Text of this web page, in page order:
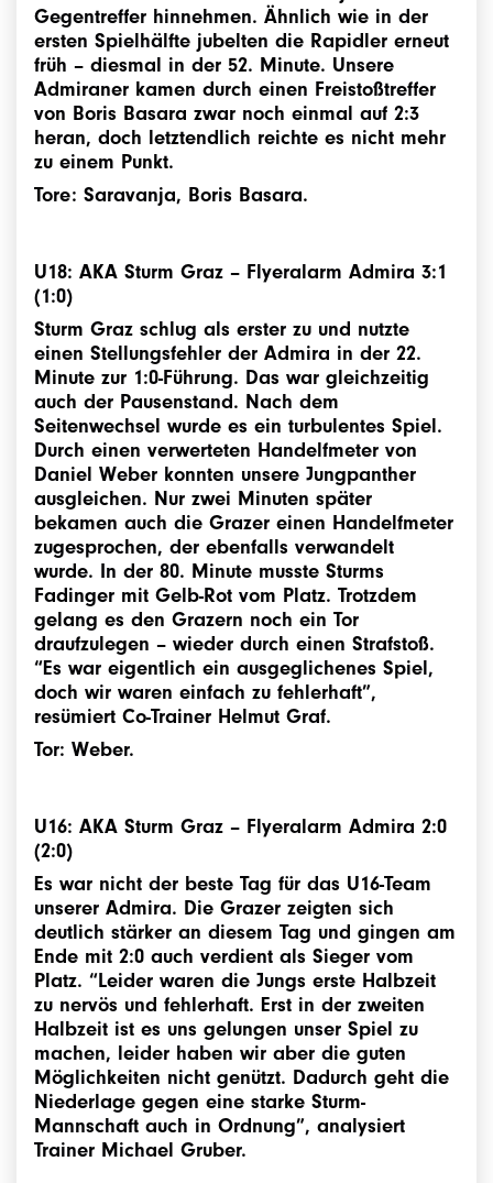
Gegentreffer hinnehmen. Ähnlich wie in der
ersten Spielhälfte jubelten die Rapidler erneut
früh – diesmal in der 52. Minute. Unsere
Admiraner kamen durch einen Freistoßtreffer
von Boris Basara zwar noch einmal auf 2:3
heran, doch letztendlich reichte es nicht mehr
zu einem Punkt.
Tore: Saravanja, Boris Basara.
U18: AKA Sturm Graz – Flyeralarm Admira 3:1
(1:0)
Sturm Graz schlug als erster zu und nutzte
einen Stellungsfehler der Admira in der 22.
Minute zur 1:0-Führung. Das war gleichzeitig
auch der Pausenstand. Nach dem
Seitenwechsel wurde es ein turbulentes Spiel.
Durch einen verwerteten Handelfmeter von
Daniel Weber konnten unsere Jungpanther
ausgleichen. Nur zwei Minuten später
bekamen auch die Grazer einen Handelfmeter
zugesprochen, der ebenfalls verwandelt
wurde. In der 80. Minute musste Sturms
Fadinger mit Gelb-Rot vom Platz. Trotzdem
gelang es den Grazern noch ein Tor
draufzulegen – wieder durch einen Strafstoß.
“Es war eigentlich ein ausgeglichenes Spiel,
doch wir waren einfach zu fehlerhaft”,
resümiert Co-Trainer Helmut Graf.
Tor: Weber.
U16: AKA Sturm Graz – Flyeralarm Admira 2:0
(2:0)
Es war nicht der beste Tag für das U16-Team
unserer Admira. Die Grazer zeigten sich
deutlich stärker an diesem Tag und gingen am
Ende mit 2:0 auch verdient als Sieger vom
Platz. “Leider waren die Jungs erste Halbzeit
zu nervös und fehlerhaft. Erst in der zweiten
Halbzeit ist es uns gelungen unser Spiel zu
machen, leider haben wir aber die guten
Möglichkeiten nicht genützt. Dadurch geht die
Niederlage gegen eine starke Sturm-
Mannschaft auch in Ordnung”, analysiert
Trainer Michael Gruber.